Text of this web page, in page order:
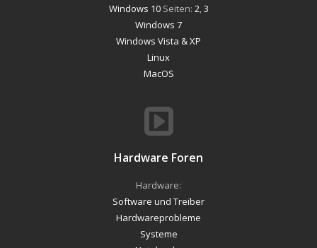
Windows 10Seiten: 2,3
Windows 7
Windows Vista & XP
Linux
MacOS
Hardware Foren
Hardware:
Software und Treiber
Hardwareprobleme
Systeme